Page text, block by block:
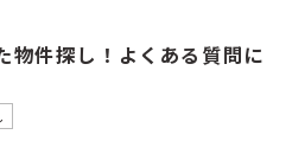
物件探し！よくある質問に